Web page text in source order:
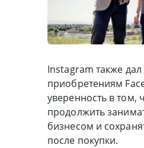
Instagram также
приобретениям
уверенность в том,
продолжить
бизнесом и
после покупки.